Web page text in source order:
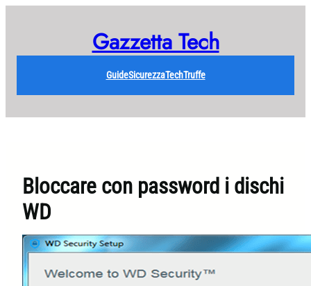
Gazzetta Tech
GuideSicurezzaTechTruffe
Bloccare con password i dischi
WD